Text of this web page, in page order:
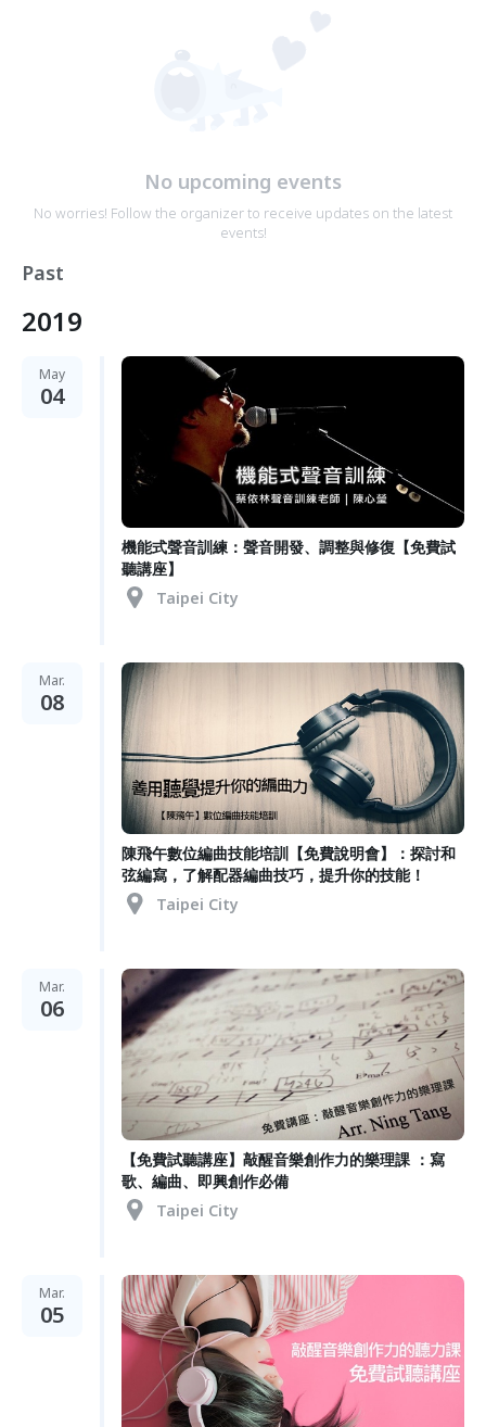
No upcoming events
No worries! Follow the organizer to receive updates on the latest
events!
Past
2019
May
04
機能式聲音訓練：聲音開發、調整與修復【免費試
聽講座】
Taipei City
Mar.
08
陳飛午數位編曲技能培訓【免費說明會】：探討和
弦編寫，了解配器編曲技巧，提升你的技能！
Taipei City
Mar.
06
【免費試聽講座】敲醒音樂創作力的樂理課 ：寫
歌、編曲、即興創作必備
Taipei City
Mar.
05